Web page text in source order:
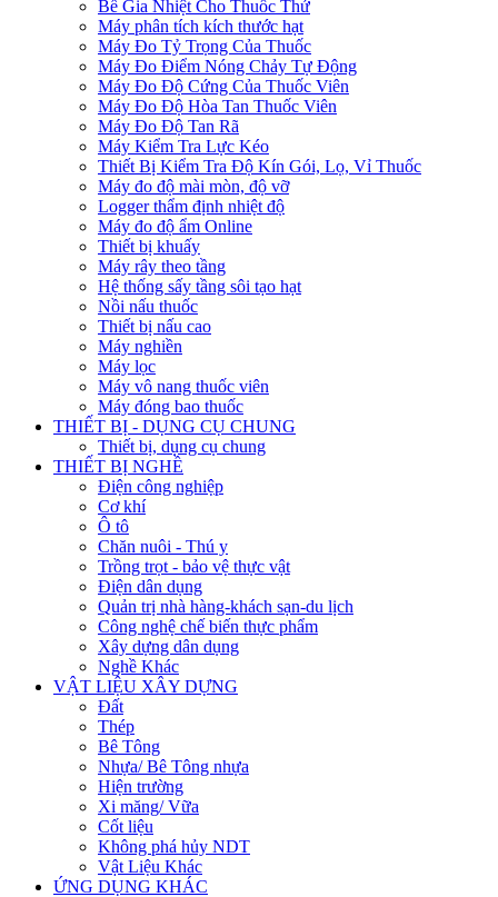
Bể Gia Nhiệt Cho Thuốc Thử
Máy phân tích kích thước hạt
Máy Đo Tỷ Trọng Của Thuốc
Máy Đo Điểm Nóng Chảy Tự Động
Máy Đo Độ Cứng Của Thuốc Viên
Máy Đo Độ Hòa Tan Thuốc Viên
Máy Đo Độ Tan Rã
Máy Kiểm Tra Lực Kéo
Thiết Bị Kiểm Tra Độ Kín Gói, Lọ, Vỉ Thuốc
Máy đo độ mài mòn, độ vỡ
Logger thẩm định nhiệt độ
Máy đo độ ẩm Online
Thiết bị khuấy
Máy rây theo tầng
Hệ thống sấy tầng sôi tạo hạt
Nồi nấu thuốc
Thiết bị nấu cao
Máy nghiền
Máy lọc
Máy vô nang thuốc viên
Máy đóng bao thuốc
THIẾT BỊ - DỤNG CỤ CHUNG
Thiết bị, dụng cụ chung
THIẾT BỊ NGHỀ
Điện công nghiệp
Cơ khí
Ô tô
Chăn nuôi - Thú y
Trồng trọt - bảo vệ thực vật
Điện dân dụng
Quản trị nhà hàng-khách sạn-du lịch
Công nghệ chế biến thực phẩm
Xây dựng dân dụng
Nghề Khác
VẬT LIỆU XÂY DỰNG
Đất
Thép
Bê Tông
Nhựa/ Bê Tông nhựa
Hiện trường
Xi măng/ Vữa
Cốt liệu
Không phá hủy NDT
Vật Liệu Khác
ỨNG DỤNG KHÁC